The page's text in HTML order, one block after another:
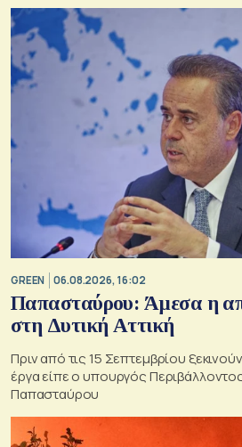
GREEN 06.08.2026, 16:02
Παπασταύρου: Άμεσα η
στη Δυτική Αττική
Πριν από τις 15 Σεπτεμβρίου
έργα είπε ο υπουργός
Παπασταύρου